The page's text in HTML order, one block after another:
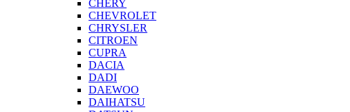
CHERY
CHEVROLET
CHRYSLER
CITROEN
CUPRA
DACIA
DADI
DAEWOO
DAIHATSU